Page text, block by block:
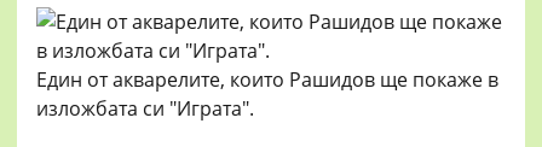
Един от акварелите, които Рашидов ще покаже в
изложбата си "Играта".